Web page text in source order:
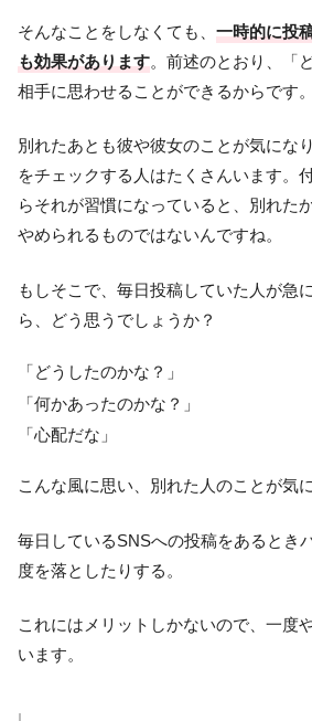
そんなことをしなくても、 一時的に投
も効果があります。前述のとおり、「
相手に思わせることができるからです。
別れたあとも彼や彼女のことが気にな
をチェックする人はたくさんいます。
らそれが習慣になっていると、別れた
やめられるものではないんですね。
もしそこで、毎日投稿していた人が急
ら、どう思うでしょうか？
「どうしたのかな？」
「何かあったのかな？」
「心配だな」
こんな風に思い、別れた人のことが気
毎日しているSNSへの投稿をあるとき
度を落としたりする。
これにはメリットしかないので、一度
います。